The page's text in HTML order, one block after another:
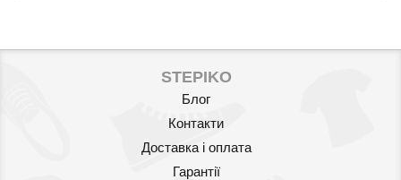
STEPIKO
Блог
Контакти
Доставка і оплата
Гарантії